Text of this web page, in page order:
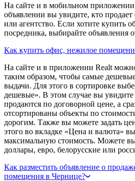
На сайте и в мобильном
объявлении вы увидите, кто
или агентство. Если хотите купить
посредника, выбирайте объявления
Как купить офис, нежилое
На сайте и в приложении Realt
таким образом, чтобы самые
выдачи. Для этого в сортировке
дешевые». В этом случае вы
продаются по договорной цене, а
отсортированы объекты по
дорогим. Также вы можете задать
этого во вкладке «Цена и валюта»
максимальную стоимость. Можете
доллары, евро, белорусские или
Как разместить объявление о
помещения в Чернице?